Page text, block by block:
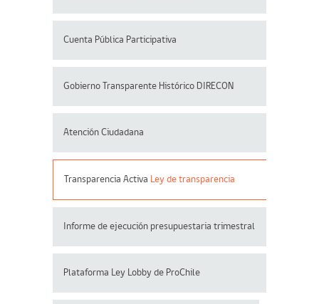
Cuenta Pública Participativa
Gobierno Transparente Histórico DIRECON
Atención Ciudadana
Transparencia Activa Ley de transparencia
Informe de ejecución presupuestaria trimestral
Plataforma Ley Lobby de ProChile